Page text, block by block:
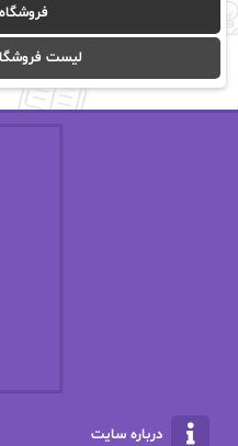
ا_اصغر زاده
اریک مورگنشترن
الناز محمدی
لیست
درباره سایت